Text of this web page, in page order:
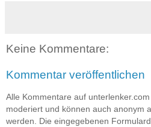
Keine Kommentare:
Kommentar veröffentlichen
Alle Kommentare auf
moderiert und können auch anonym
werden. Die eingegebenen